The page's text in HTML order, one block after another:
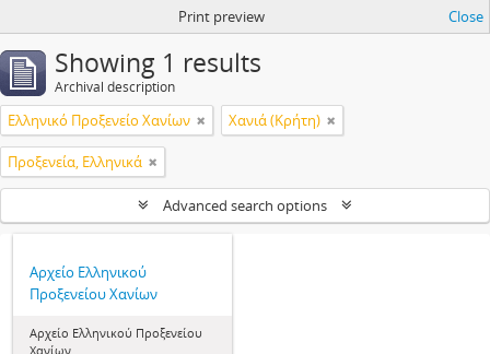
Print preview Close
Showing 1 results
Archival description
Ελληνικό Προξενείο Χανίων Χανιά (Κρήτη)
Προξενεία, Ελληνικά
Advanced search options
Αρχείο Ελληνικού
Προξενείου Χανίων
Αρχείο Ελληνικού Προξενείου
Χανίων